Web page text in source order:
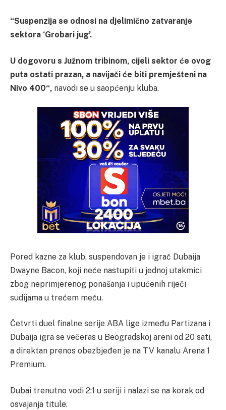
“Suspenzija se odnosi na djelimično zatvaranje
sektora ‘Grobari jug’.
U dogovoru s Južnom tribinom, cijeli sektor će ovog
puta ostati prazan, a navijači će biti premješteni na
Nivo 400“, navodi se u saopćenju kluba.
Pored kazne za klub, suspendovan je i igrač Dubaija
Dwayne Bacon, koji neće nastupiti u jednoj utakmici
zbog neprimjerenog ponašanja i upućenih riječi
sudijama u trećem meču.
Četvrti duel finalne serije ABA lige između Partizana i
Dubaija igra se večeras u Beogradskoj areni od 20 sati,
a direktan prenos obezbjeđen je na TV kanalu Arena 1
Premium.
Dubai trenutno vodi 2:1 u seriji i nalazi se na korak od
osvajanja titule.